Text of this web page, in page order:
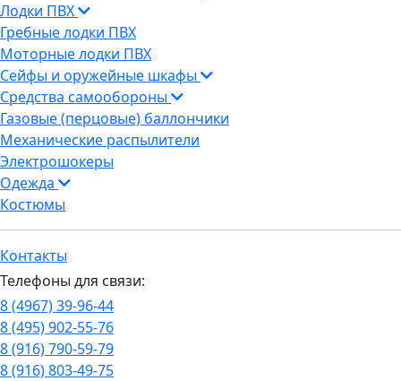
Лодки ПВХ
Гребные лодки ПВХ
Моторные лодки ПВХ
Сейфы и оружейные шкафы
Средства самообороны
Газовые (перцовые) баллончики
Механические распылители
Электрошокеры
Одежда
Костюмы
Контакты
Телефоны для связи:
8 (4967) 39-96-44
8 (495) 902-55-76
8 (916) 790-59-79
8 (916) 803-49-75